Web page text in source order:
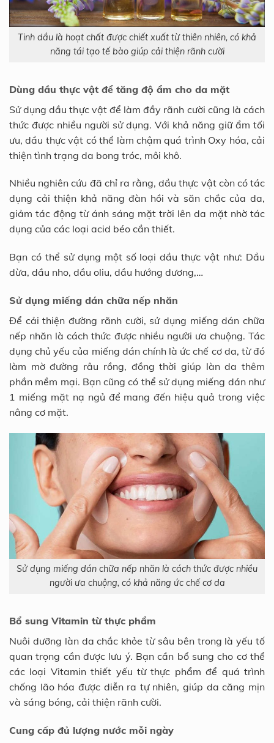
Tinh dầu là hoạt chất được chiết xuất từ thiên nhiên, có khả
năng tái tạo tế bào giúp cải thiện rãnh cười
Dùng dầu thực vật để tăng độ ẩm cho da mặt
Sử dụng dầu thực vật để làm đầy rãnh cười cũng là cách
thức được nhiều người sử dụng. Với khả năng giữ ẩm tối
ưu, dầu thực vật có thể làm chậm quá trình Oxy hóa, cải
thiện tình trạng da bong tróc, môi khô.
Nhiều nghiên cứu đã chỉ ra rằng, dầu thực vật còn có tác
dụng cải thiện khả năng đàn hồi và săn chắc của da,
giảm tác động từ ánh sáng mặt trời lên da mặt nhờ tác
dụng của các loại acid béo cần thiết.
Bạn có thể sử dụng một số loại dầu thực vật như: Dầu
dừa, dầu nho, dầu oliu, dầu hướng dương,…
Sử dụng miếng dán chữa nếp nhăn
Để cải thiện đường rãnh cười, sử dụng miếng dán chữa
nếp nhăn là cách thức được nhiều người ưa chuộng. Tác
dụng chủ yếu của miếng dán chính là ức chế cơ da, từ đó
làm mờ đường râu rồng, đồng thời giúp làn da thêm
phần mềm mại. Bạn cũng có thể sử dụng miếng dán như
1 miếng mặt nạ ngủ để mang đến hiệu quả trong việc
nâng cơ mặt.
Sử dụng miếng dán chữa nếp nhăn là cách thức được nhiều
người ưa chuộng, có khả năng ức chế cơ da
Bổ sung Vitamin từ thực phẩm
Nuôi dưỡng làn da chắc khỏe từ sâu bên trong là yếu tố
quan trọng cần được lưu ý. Bạn cần bổ sung cho cơ thể
các loại Vitamin thiết yếu từ thực phẩm để quá trình
chống lão hóa được diễn ra tự nhiên, giúp da căng mịn
và sáng bóng, cải thiện rãnh cười.
Cung cấp đủ lượng nước mỗi ngày